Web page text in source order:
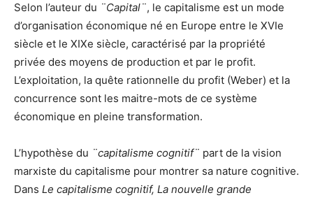
Selon l’auteur du ¨Capital¨, le capitalisme est un mode
d’organisation économique né en Europe entre le XVIe
siècle et le XIXe siècle, caractérisé par la propriété
privée des moyens de production et par le profit.
L’exploitation, la quête rationnelle du profit (Weber) et la
concurrence sont les maitre-mots de ce système
économique en pleine transformation.
L’hypothèse du ¨capitalisme cognitif¨ part de la vision
marxiste du capitalisme pour montrer sa nature cognitive.
Dans Le capitalisme cognitif, La nouvelle grande